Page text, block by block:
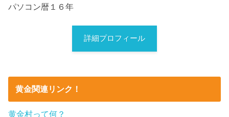
パソコン暦１６年
詳細プロフィール
黄金関連リンク！
黄金村って何？